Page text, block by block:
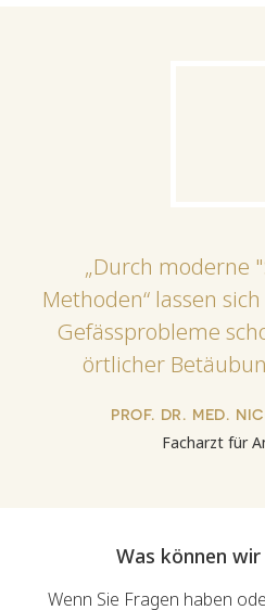
„Durch moderne
Methoden“ lassen
Gefässprobleme
örtlicher
PROF. DR. MED.
Facharzt für
Was können
Wenn Sie Fragen haben